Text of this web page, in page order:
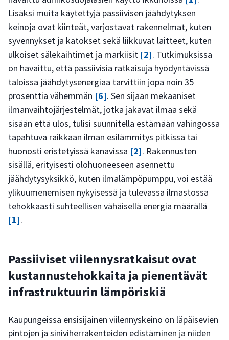
Lisäksi muita käytettyjä passiivisen jäähdytyksen
keinoja ovat kiinteät, varjostavat rakennelmat, kuten
syvennykset ja katokset sekä liikkuvat laitteet, kuten
ulkoiset sälekaihtimet ja markiisit [2]. Tutkimuksissa
on havaittu, että passiivisia ratkaisuja hyödyntävissä
taloissa jäähdytysenergiaa tarvittiin jopa noin 35
prosenttia vähemmän [6]. Sen sijaan mekaaniset
ilmanvaihtojärjestelmät, jotka jakavat ilmaa sekä
sisään että ulos, tulisi suunnitella estämään vahingossa
tapahtuva raikkaan ilman esilämmitys pitkissä tai
huonosti eristetyissä kanavissa [2]. Rakennusten
sisällä, erityisesti olohuoneeseen asennettu
jäähdytysyksikkö, kuten ilmalämpöpumppu, voi estää
ylikuumenemisen nykyisessä ja tulevassa ilmastossa
tehokkaasti suhteellisen vähäisellä energia määrällä
[1].
Passiiviset viilennysratkaisut ovat
kustannustehokkaita ja pienentävät
infrastruktuurin lämpöriskiä
Kaupungeissa ensisijainen viilennyskeino on läpäisevien
pintojen ja siniviherrakenteiden edistäminen ja niiden